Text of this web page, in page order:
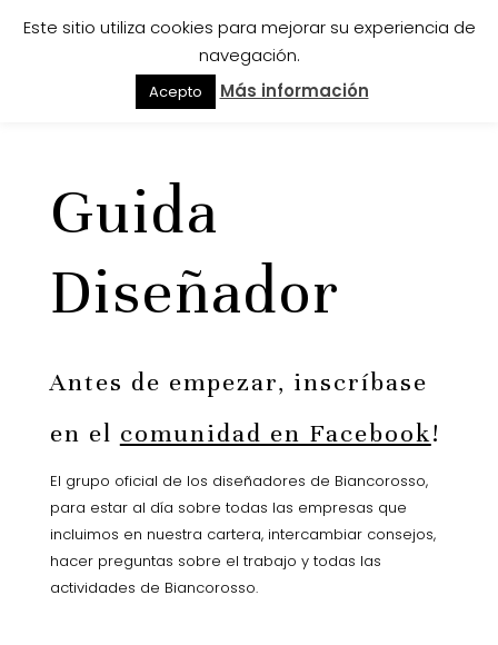
Guida
Diseñador
Antes de empezar, inscríbase
en el comunidad en Facebook!
El grupo oficial de los diseñadores de Biancorosso,
para estar al día sobre todas las empresas que
incluimos en nuestra cartera, intercambiar consejos,
hacer preguntas sobre el trabajo y todas las
actividades de Biancorosso.
Este sitio utiliza cookies para mejorar su experiencia de
navegación.
Acepto Más información